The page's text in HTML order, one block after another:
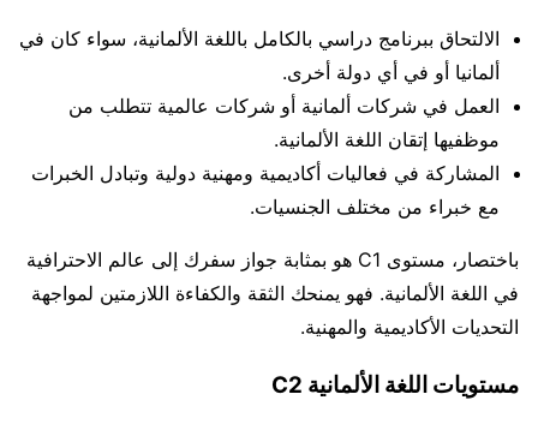
الالتحاق ببرنامج دراسي بالكامل باللغة الألمانية، سواء كان في
ألمانيا أو في أي دولة أخرى.
العمل في شركات ألمانية أو شركات عالمية تتطلب من
موظفيها إتقان اللغة الألمانية.
المشاركة في فعاليات أكاديمية ومهنية دولية وتبادل الخبرات
مع خبراء من مختلف الجنسيات.
باختصار، مستوى C1 هو بمثابة جواز سفرك إلى عالم الاحترافية
في اللغة الألمانية. فهو يمنحك الثقة والكفاءة اللازمتين لمواجهة
التحديات الأكاديمية والمهنية.
مستويات اللغة الألمانية C2